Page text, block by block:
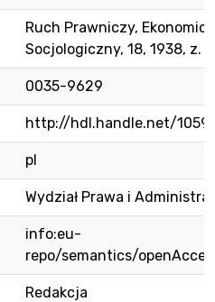
Ruch Prawniczy,
Socjologiczny, 18, 1938, z.
0035-9629
http://hdl.handle.net/
pl
Wydział Prawa i
info:eu-
repo/semantics/
Redakcja